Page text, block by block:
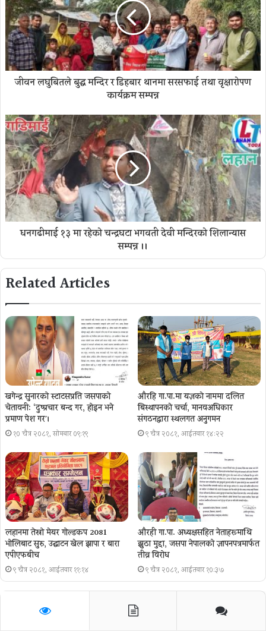
जीवन लघुबितले बुद्ध मन्दिर र डिहबार थानमा सरसफाई तथा वृक्षारोपण
कार्यक्रम सम्पन्न
धनगढीमाई १३ मा रहेकाे चन्द्रघटा भगवती देवी मन्दिरको शिलान्यास
सम्पन्न ।।
Related Articles
खगेन्द्र सुनारको स्टाटसप्रति जसपाको
चेतावनी: ‘दुष्प्रचार बन्द गर, होइन भने
प्रमाण पेश गर´।
१० चैत्र २०८१, सोमबार ०९:१९
औरहि गा.पा.मा यज्ञकाे नाममा दलित
बिस्थापनकाे चर्चा, मानवअधिकार
संगठनद्वारा स्थलगत अनुगमन
९ चैत्र २०८१, आईतवार १४:२२
लहानमा तेस्रो मेयर गोल्डकप 2081
भोलिबाट सुरु, उद्घाटन खेल झापा र बारा
एपीएफबीच
९ चैत्र २०८१, आईतवार ११:१४
औरही गा.पा. अध्यक्षसहित नेताहरूमाथि
झुठा मुद्दा, जसपा नेपालको ज्ञापनपत्रमार्फत
तीव्र विरोध
९ चैत्र २०८१, आईतवार १०:३७